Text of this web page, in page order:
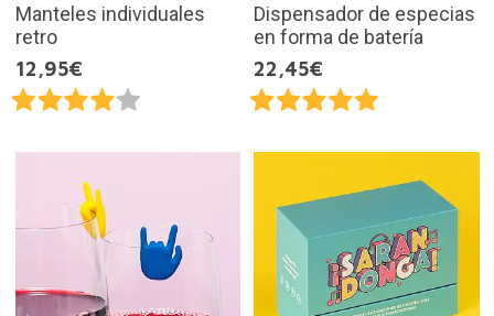
Manteles individuales
retro
12,95€
Dispensador de especias
en forma de batería
22,45€